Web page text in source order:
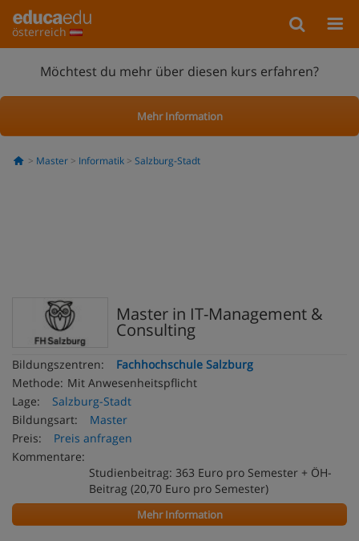
österreich
Möchtest du mehr über diesen kurs erfahren?
Mehr Information
Master Informatik Salzburg-Stadt
Master in IT-Management &
Consulting
Bildungszentren:
Fachhochschule Salzburg
Methode: Mit Anwesenheitspflicht
Lage:
Salzburg-Stadt
Bildungsart:
Master
Preis:
Preis anfragen
Kommentare:
Studienbeitrag: 363 Euro pro Semester + ÖH-
Beitrag (20,70 Euro pro Semester)
Mehr Information